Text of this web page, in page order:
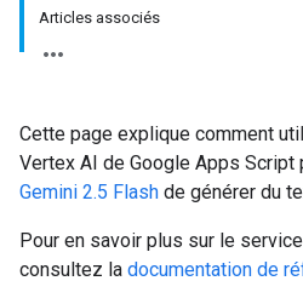
Articles associés
Cette page explique comment
Vertex AI de Google Apps Script
Gemini 2.5 Flash de générer du
Pour en savoir plus sur le
consultez la documentation de